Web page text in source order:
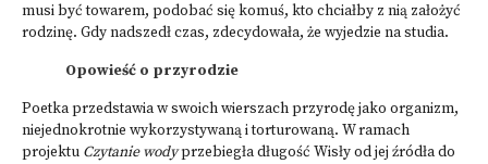
musi być towarem, podobać się komuś, kto chciałby z nią założyć
rodzinę. Gdy nadszedł czas, zdecydowała, że wyjedzie na studia.
Opowieść o przyrodzie
Poetka przedstawia w swoich wierszach przyrodę jako organizm,
niejednokrotnie wykorzystywaną i torturowaną. W ramach
projektu Czytanie wodyprzebiegła długość Wisły od jej źródła do